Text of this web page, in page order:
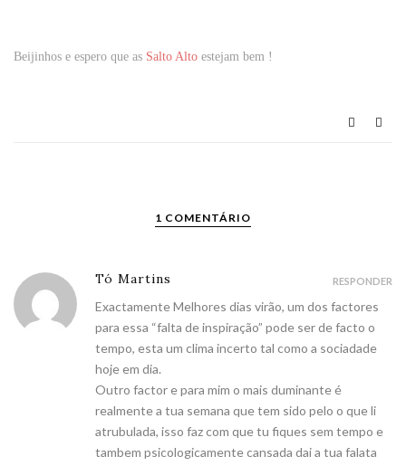
Beijinhos e espero que as Salto Alto estejam bem !
1 COMENTÁRIO
Tó Martins
Exactamente Melhores dias virão, um dos factores
para essa “falta de inspiração” pode ser de facto o
tempo, esta um clima incerto tal como a sociadade
hoje em dia.
Outro factor e para mim o mais duminante é
realmente a tua semana que tem sido pelo o que li
atrubulada, isso faz com que tu fiques sem tempo e
tambem psicologicamente cansada dai a tua falata
RESPONDER